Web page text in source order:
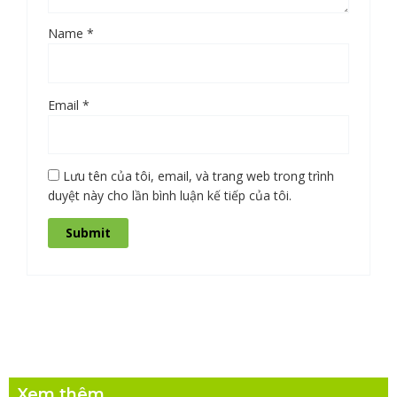
Name*
Email*
Lưu tên của tôi, email, và trang web trong trình
duyệt này cho lần bình luận kế tiếp của tôi.